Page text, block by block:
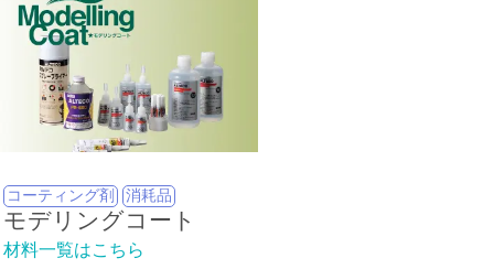
コーティング剤 消耗品
モデリングコート
材料一覧はこちら